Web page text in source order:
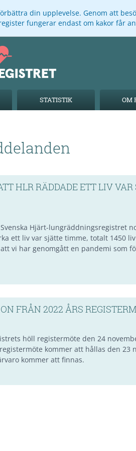
din upplevelse. Genom att
fungerar endast om kakor får
STATISTIK OM
HLR RÄDDADE ETT LIV
Hjärt-lungräddningsregistret
ett liv var sjätte timme, totalt 1450
vi har genomgått en pandemi som
FRÅN 2022 ÅRS
höll registermöte den 24
kommer att hållas den 23
kommer att finnas.